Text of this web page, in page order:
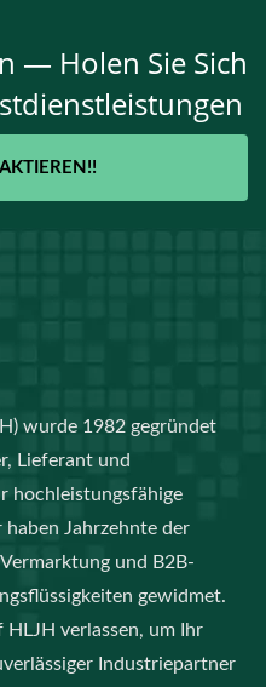
— Holen Sie Sich
wurde 1982 gegründet
Lieferant und
hochleistungsfähige
Jahrzehnte der
und B2B-
gewidmet.
verlassen, um Ihr
Industriepartner